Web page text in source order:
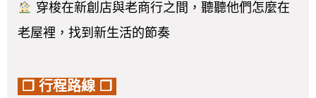
穿梭在新創店與老商行之間，聽聽他們怎麼在
老屋裡，找到新生活的節奏
❐ 行程路線 ❐